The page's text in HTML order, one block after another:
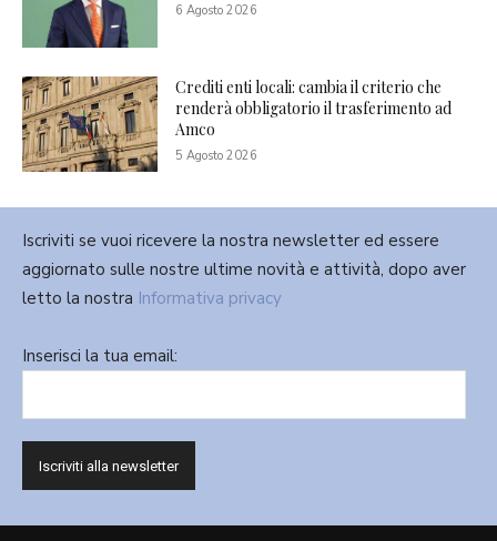
6 Agosto 2026
Crediti enti locali: cambia il criterio che
renderà obbligatorio il trasferimento ad
Amco
5 Agosto 2026
Iscriviti se vuoi ricevere la nostra newsletter ed essere
aggiornato sulle nostre ultime novità e attività, dopo aver
letto la nostra Informativa privacy
Inserisci la tua email: